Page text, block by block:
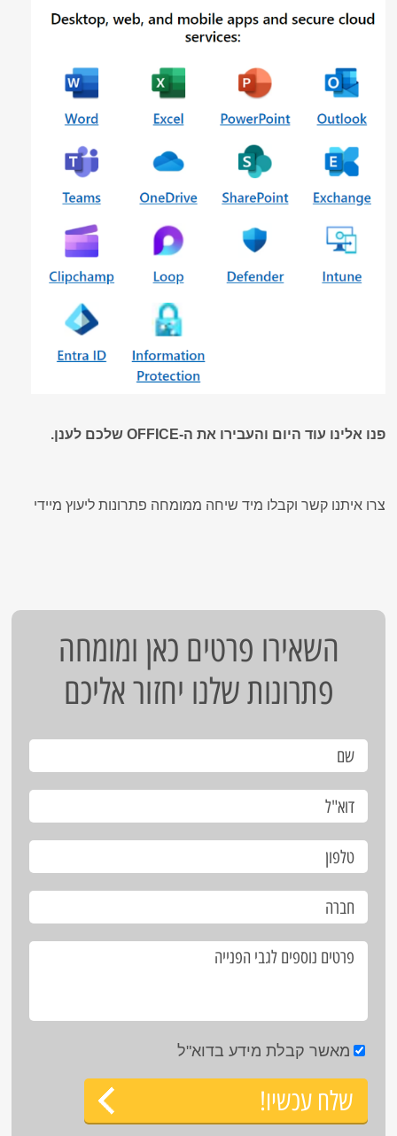
פנו אלינו עוד היום והעבירו את ה-OFFICE שלכם לענן.
צרו איתנו קשר וקבלו מיד שיחה ממומחה פתרונות ליעוץ מיידי
השאירו פרטים כאן ומומחה
פתרונות שלנו יחזור אליכם
מאשר קבלת מידע בדוא"ל
שלח עכשיו!